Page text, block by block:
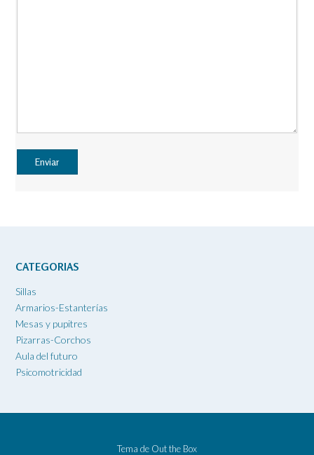
CATEGORIAS
Sillas
Armarios-Estanterías
Mesas y pupitres
Pizarras-Corchos
Aula del futuro
Psicomotricidad
Tema de Out the Box